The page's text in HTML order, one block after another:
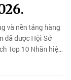
và nền tảng hàng
đã được Hội Sở
Top 10 Nhãn hiệu